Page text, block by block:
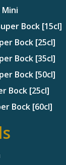
Mini
Bock [15cl]
Bock [25cl]
Bock [35cl]
Bock [50cl]
Bock [25cl]
Bock [60cl]